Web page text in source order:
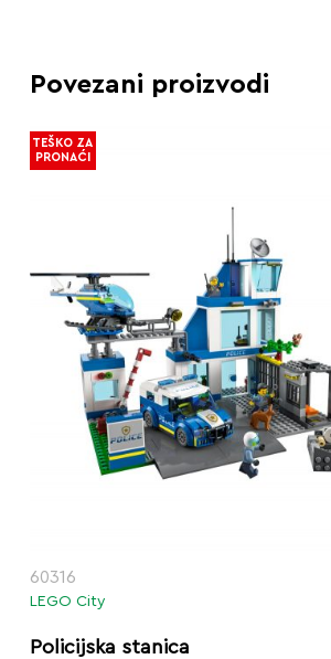
Povezani proizvodi
60316
LEGO City
Policijska stanica
TEŠKO ZA
PRONAĆI